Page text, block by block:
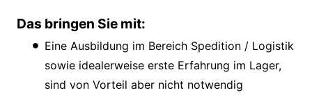
Das bringen Sie mit:
Eine Ausbildung im Bereich Spedition / Logistik
sowie idealerweise erste Erfahrung im Lager,
sind von Vorteil aber nicht notwendig